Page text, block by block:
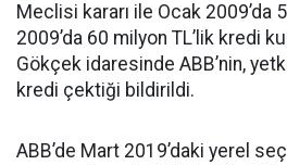
Meclisi kararı ile Ocak 2009’da
2009’da 60 milyon TL’lik kredi
Gökçek idaresinde ABB’nin,
kredi çektiği bildirildi.
ABB’de Mart 2019’daki yerel